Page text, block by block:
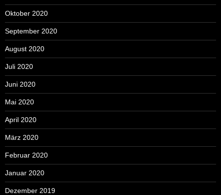
Oktober 2020
September 2020
August 2020
Juli 2020
Juni 2020
Mai 2020
April 2020
März 2020
Februar 2020
Januar 2020
Dezember 2019